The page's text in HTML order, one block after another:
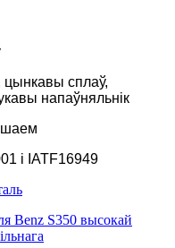
сплаў,
напаўняльнік
і IATF16949